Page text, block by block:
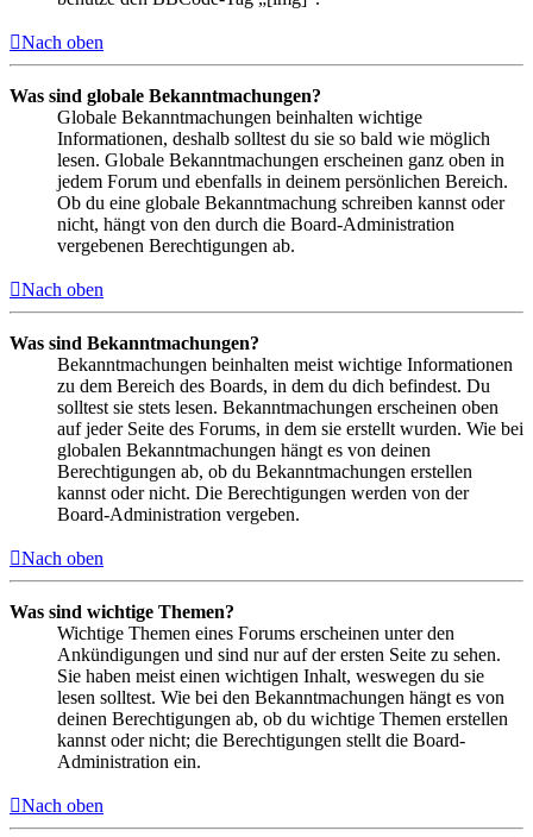
Nach oben
Was sind globale Bekanntmachungen?
Globale Bekanntmachungen beinhalten wichtige
Informationen, deshalb solltest du sie so bald wie möglich
lesen. Globale Bekanntmachungen erscheinen ganz oben in
jedem Forum und ebenfalls in deinem persönlichen Bereich.
Ob du eine globale Bekanntmachung schreiben kannst oder
nicht, hängt von den durch die Board-Administration
vergebenen Berechtigungen ab.
Nach oben
Was sind Bekanntmachungen?
Bekanntmachungen beinhalten meist wichtige Informationen
zu dem Bereich des Boards, in dem du dich befindest. Du
solltest sie stets lesen. Bekanntmachungen erscheinen oben
auf jeder Seite des Forums, in dem sie erstellt wurden. Wie bei
globalen Bekanntmachungen hängt es von deinen
Berechtigungen ab, ob du Bekanntmachungen erstellen
kannst oder nicht. Die Berechtigungen werden von der
Board-Administration vergeben.
Nach oben
Was sind wichtige Themen?
Wichtige Themen eines Forums erscheinen unter den
Ankündigungen und sind nur auf der ersten Seite zu sehen.
Sie haben meist einen wichtigen Inhalt, weswegen du sie
lesen solltest. Wie bei den Bekanntmachungen hängt es von
deinen Berechtigungen ab, ob du wichtige Themen erstellen
kannst oder nicht; die Berechtigungen stellt die Board-
Administration ein.
Nach oben